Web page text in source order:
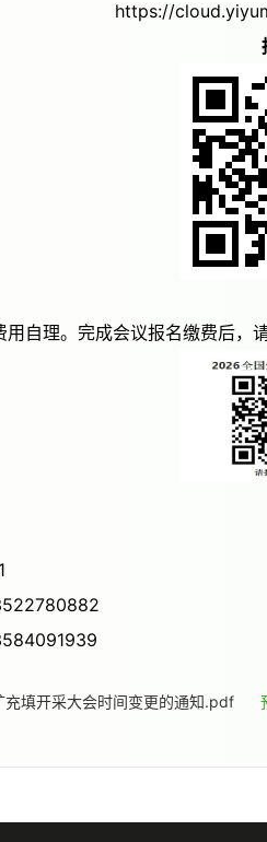
https://
用自理。完成会议报名缴费后
填开采大会时间变更的通知.pdf